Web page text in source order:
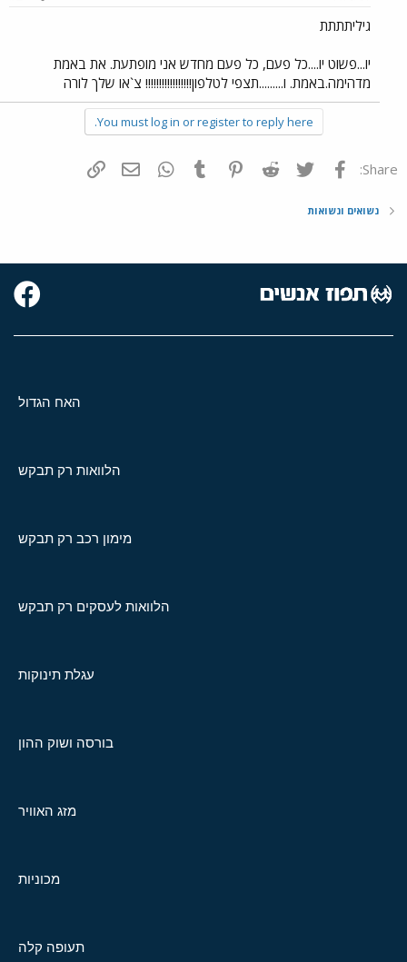
גיליתתתת
יו...פשוט יו....כל פעם, כל פעם מחדש אני מופתעת. את באמת
מדהימה.באמת. ו.........תצפי לטלפון!!!!!!!!!!!!!!!!! צ`או שלך לורה
You must log in or register to reply here.
Share: פייסבוק Twitter
Reddit
Pinterest
Tumblr
WhatsAppדואר אלקטרוני
נשואים ונשואות
האח הגדול
הלוואות רק תבקש
מימון רכב רק תבקש
הלוואות לעסקים רק תבקש
עגלת תינוקות
בורסה ושוק ההון
מזג האוויר
מכוניות
תעופה קלה